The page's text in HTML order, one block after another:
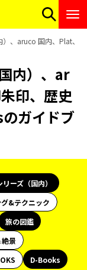
）、aruco 国内、Plat、
内）、ar
印、歴史
ガイドブ
ーズ（国内）
&テクニック
旅の図鑑
景
D-Books